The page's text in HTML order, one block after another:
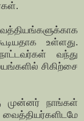
உள்ளது.
வந்து
சிகிற்சை
முன்னர் நாங்கள்